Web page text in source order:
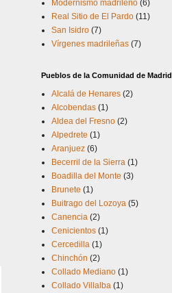
Modernismo madrileño (6)
Real Sitio de El Pardo (11)
San Isidro (7)
Vírgenes madrileñas (7)
Pueblos de la Comunidad de Madrid
Alcalá de Henares (2)
Alcobendas (1)
Aldea del Fresno (2)
Alpedrete (1)
Aranjuez (6)
Becerril de la Sierra (1)
Boadilla del Monte (3)
Brunete (1)
Buitrago del Lozoya (5)
Canencia (2)
Cenicientos (1)
Cercedilla (1)
Chinchón (2)
Collado Mediano (1)
Collado Villalba (1)